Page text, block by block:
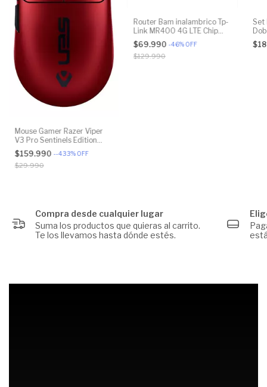
Es inalámbrico: Sí
Condición del ítem: Nuevo
Autonomía máxima de la batería: 18 h
Respuesta máxima en frecuencia: 20 kHz
Modelo: PartyBox Stage 320
Cantidad de micrófonos: 1
Potencia de salida (RMS): 240 W
Tipos de alimentación: Batería
Tipos de filtros del parlante: Activo
Formato del parlante: Caja
Mouse Gamer Razer Viper
V3 Pro Sentinels Edition
Rojo
$159.990 --433%OFF
$29.990
Router Bam inalambrico Tp-
Link MR400 4G LTE Chip
Wi-Fi 5 Dual Band AC1200
$69.990-46%OFF
$129.990
Set
Compra desde cualquier lugar
Suma los productos que quieras al carrito.
Te los llevamos hasta dónde estés.